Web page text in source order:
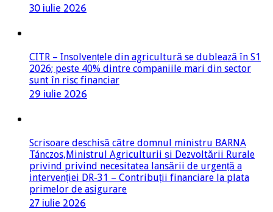
30 iulie 2026
CITR – Insolvențele din agricultură se dublează în S1
2026; peste 40% dintre companiile mari din sector
sunt în risc financiar
29 iulie 2026
Scrisoare deschisă către domnul ministru BARNA
Tánczos,Ministrul Agriculturii și Dezvoltării Rurale
privind privind necesitatea lansării de urgență a
intervenției DR-31 – Contribuții financiare la plata
primelor de asigurare
27 iulie 2026